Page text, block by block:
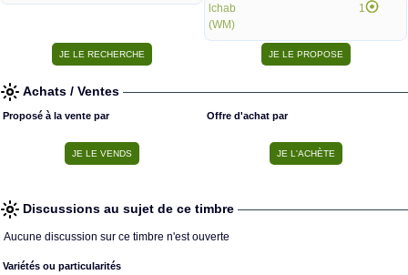
lchab
(WM)
1
Achats / Ventes
Proposé à la vente par Offre d'achat par
Discussions au sujet de ce timbre
Aucune discussion sur ce timbre n'est ouverte
Variétés ou particularités